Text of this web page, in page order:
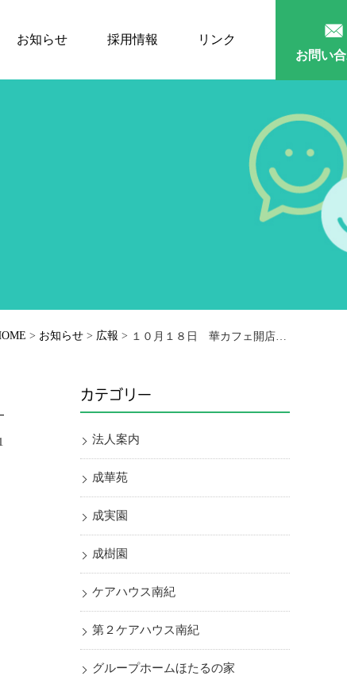
お知らせ 採用情報
リンク
お問い
> お知らせ > 広報 > １０月１８日 華カフェ開店致します。
カテゴリー
法人案内
成華苑
成実園
成樹園
ケアハウス南紀
第２ケアハウス南紀
グループホームほたるの家